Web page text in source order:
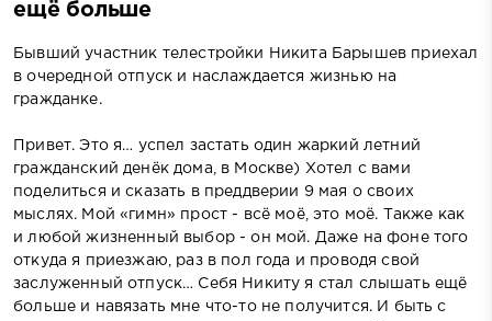
ещё больше
Бывший участник телестройки Никита Барышев приехал
в очередной отпуск и наслаждается жизнью на
гражданке.
Привет. Это я… успел застать один жаркий летний
гражданский денёк дома, в Москве) Хотел с вами
поделиться и сказать в преддверии 9 мая о своих
мыслях. Мой «гимн» прост - всё моё, это моё. Также как
и любой жизненный выбор - он мой. Даже на фоне того
откуда я приезжаю, раз в пол года и проводя свой
заслуженный отпуск… Себя Никиту я стал слышать ещё
больше и навязать мне что-то не получится. И быть с